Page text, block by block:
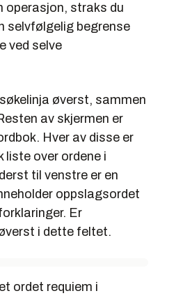
operasjon, straks du
selvfølgelig begrense
ved selve
øverst, sammen
av skjermen er
Hver av disse er
liste over ordene i
til venstre er en
oppslagsordet
Er
i dette feltet.
ordet requiem i